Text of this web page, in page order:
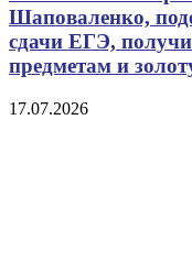
Шаповаленко,
сдачи ЕГЭ,
предметам и
17.07.2026